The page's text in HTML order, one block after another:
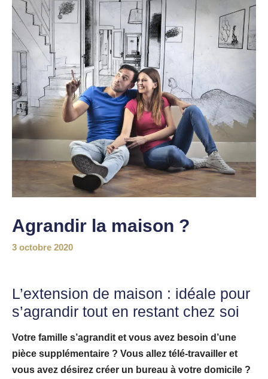
Agrandir la maison ?
3 octobre 2020
L’extension de maison : idéale pour
s’agrandir tout en restant chez soi
Votre famille s’agrandit et vous avez besoin d’une
pièce supplémentaire ? Vous allez télé-travailler et
vous avez désirez créer un bureau à votre domicile ?